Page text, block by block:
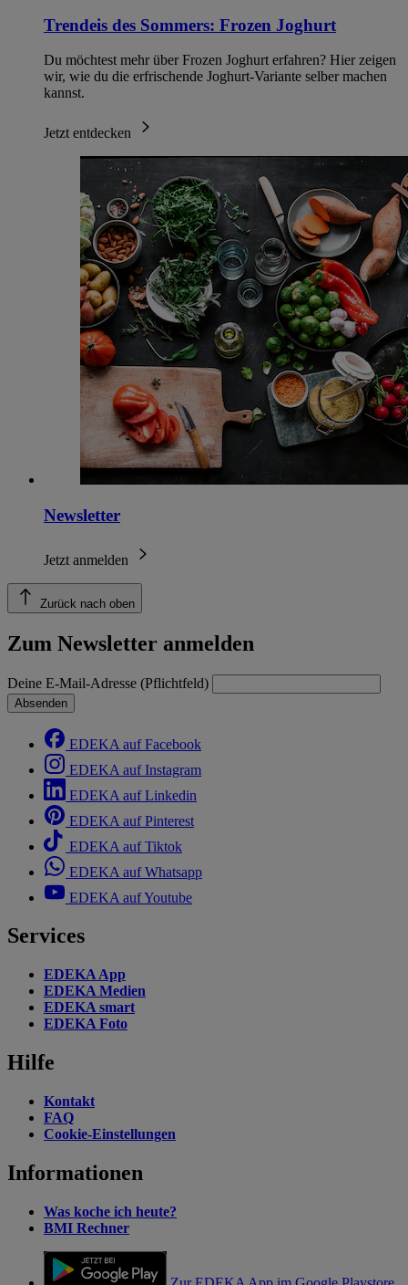
Trendeis des Sommers: Frozen Joghurt
Du möchtest mehr über Frozen Joghurt erfahren? Hier zeigen
wir, wie du die erfrischende Joghurt-Variante selber machen
kannst.
Jetzt entdecken
Newsletter
Jetzt anmelden
Zurück nach oben
Zum Newsletter anmelden
Deine E-Mail-Adresse (Pflichtfeld)
Absenden
EDEKA auf Facebook
EDEKA auf Instagram
EDEKA auf Linkedin
EDEKA auf Pinterest
EDEKA auf Tiktok
EDEKA auf Whatsapp
EDEKA auf Youtube
Services
EDEKA App
EDEKA Medien
EDEKA smart
EDEKA Foto
Hilfe
Kontakt
FAQ
Cookie-Einstellungen
Informationen
Was koche ich heute?
BMI Rechner